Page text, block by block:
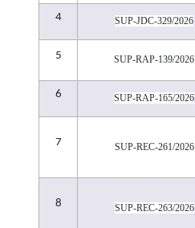
4 SUP-JDC-329/2026
5 SUP-RAP-139/2026
6 SUP-RAP-165/2026
7 SUP-REC-261/2026
8 SUP-REC-263/2026